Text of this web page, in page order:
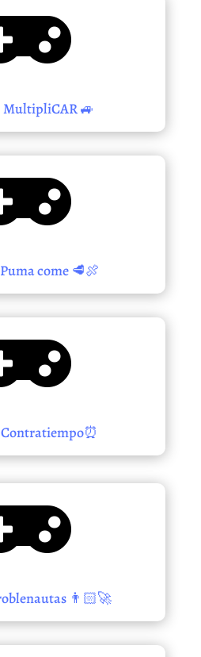
MultipliCAR 🚙
come 🥩🍖
Contratiempo⏰
👨🏻‍🚀